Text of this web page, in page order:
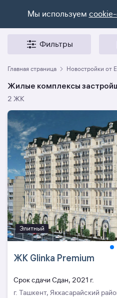
Мы используем
Фильтры
Главная страница Новостройки от
Жилые комплексы
2 ЖК
Элитный
ЖК Glinka Premium
Cрок сдачи Сдан, 2021 г.
г. Ташкент, Яккасарайский